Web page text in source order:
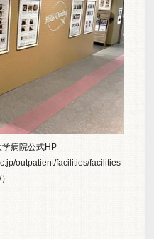
病院公式HP
outpatient/facilities/facilities-